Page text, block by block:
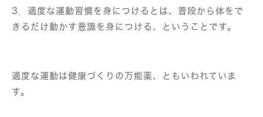
3．適度な運動習慣を身につけるとは、普段から体をで
きるだけ動かす意識を身につける、ということです。
適度な運動は健康づくりの万能薬、ともいわれていま
す。